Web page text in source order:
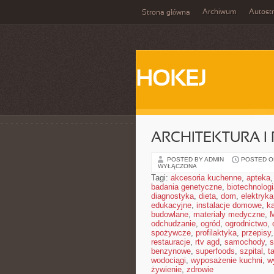
Strona główna Archiwum
HOKEJ
ARCHITEKTURA I
POSTED BY ADMIN POSTED
WYŁĄCZONA
Tagi: akcesoria kuchenne, apteka,
badania genetyczne,
diagnostyka, dieta, dom, elektryka
edukacyjne, instalacje domowe,
budowlane, materiały medyczne,
odchudzanie, ogród, ogrodnictwo,
spożywcze, profilaktyka, przepisy,
restauracje, rtv agd, samochody,
benzynowe, superfoods, szpital ,
wodociągi, wyposażenie kuchni,
żywienie, zdrowie